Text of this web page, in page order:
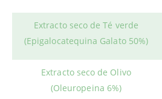
Extracto seco de Té verde
(Epigalocatequina Galato 50%)
Extracto seco de Olivo
(Oleuropeina 6%)